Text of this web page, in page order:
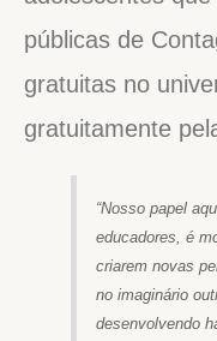
públicas de
gratuitas no
gratuitamente
“Nosso papel
educadores, é
criarem novas
no imaginário
desenvolvendo